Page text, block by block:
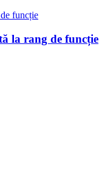
la rang de funcție